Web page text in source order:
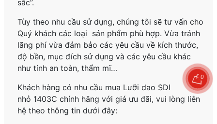
sắc”.
Tùy theo nhu cầu sử dụng, chúng tôi sẽ tư vấn cho
Quý khách các loại sản phẩm phù hợp. Vừa tránh
lãng phí vừa đảm bảo các yêu cầu về kích thước,
độ bền, mục đích sử dụng và các yêu cầu khác
như tính an toàn, thẩm mĩ…
Khách hàng có nhu cầu mua Lưỡi dao SDI
nhỏ 1403Cchính hãng với giá ưu đãi, vui lòng liên
hệ theo thông tin dưới đây:
0